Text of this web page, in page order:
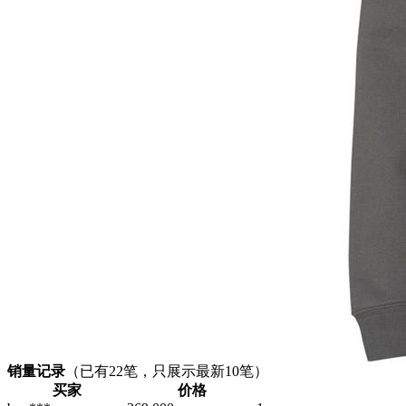
销量记录 （已有22笔，只展示最新10笔）
买家
价格